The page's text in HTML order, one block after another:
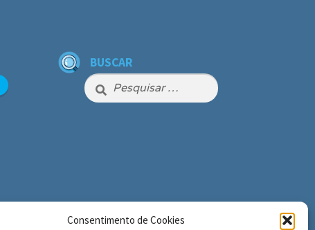
Consentimento de Cookies
BUSCAR
Pesquisar
por: